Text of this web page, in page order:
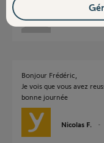
Thanh G.
Bonjour Frédéric,
Je vois que vous avez
bonne journée
Nicolas F.